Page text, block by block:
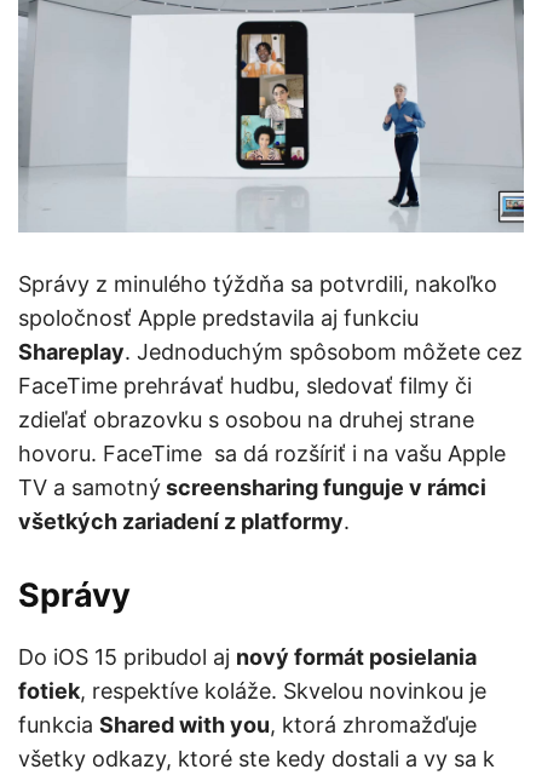
Správy z minulého týždňa sa potvrdili, nakoľko
spoločnosť Apple predstavila aj funkciu
Shareplay. Jednoduchým spôsobom môžete cez
FaceTime prehrávať hudbu, sledovať filmy či
zdieľať obrazovku s osobou na druhej strane
hovoru. FaceTime sa dá rozšíriť i na vašu Apple
TV a samotnýscreensharing funguje v rámci
všetkých zariadení z platformy.
Správy
Do iOS 15 pribudol aj nový formát posielania
fotiek, respektíve koláže. Skvelou novinkou je
funkcia Shared with you, ktorá zhromažďuje
všetky odkazy, ktoré ste kedy dostali a vy sa k